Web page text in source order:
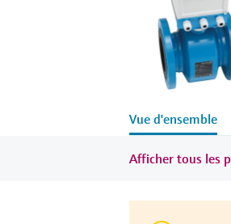
Vue d'ensemble
Afficher tous les